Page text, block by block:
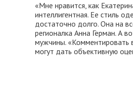
«Мне нравится, как
интеллигентная. Ее стиль
достаточно долго. Она на
регионалка Анна Герман. А
мужчины. «Комментировать
могут дать объективную